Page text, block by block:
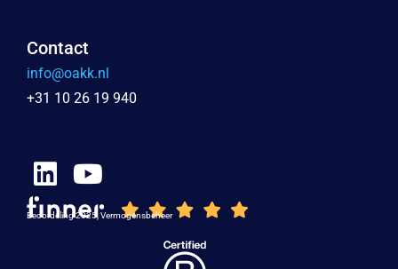
Contact
info@oakk.nl
+31 10 26 19 940
Beoordeling 2025, Vermogensbeheer